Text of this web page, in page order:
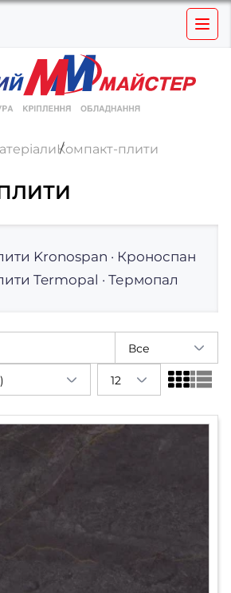
Компакт-плити
Kronospan · Кроноспан
Termopal · Термопал
Все
12